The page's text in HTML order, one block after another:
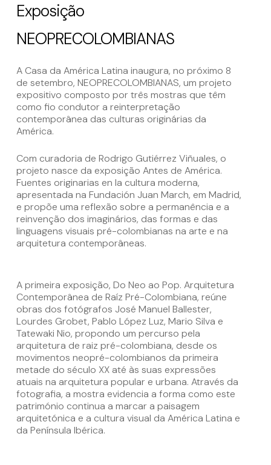
Exposição
NEOPRECOLOMBIANAS
A Casa da América Latina inaugura, no próximo 8
de setembro, NEOPRECOLOMBIANAS, um projeto
expositivo composto por três mostras que têm
como fio condutor a reinterpretação
contemporânea das culturas originárias da
América.
Com curadoria de Rodrigo Gutiérrez Viñuales, o
projeto nasce da exposição Antes de América.
Fuentes originarias en la cultura moderna,
apresentada na Fundación Juan March, em Madrid,
e propõe uma reflexão sobre a permanência e a
reinvenção dos imaginários, das formas e das
linguagens visuais pré-colombianas na arte e na
arquitetura contemporâneas.
A primeira exposição, Do Neo ao Pop. Arquitetura
Contemporânea de Raíz Pré-Colombiana, reúne
obras dos fotógrafos José Manuel Ballester,
Lourdes Grobet, Pablo López Luz, Mario Silva e
Tatewaki Nio, propondo um percurso pela
arquitetura de raiz pré-colombiana, desde os
movimentos neopré-colombianos da primeira
metade do século XX até às suas expressões
atuais na arquitetura popular e urbana. Através da
fotografia, a mostra evidencia a forma como este
património continua a marcar a paisagem
arquitetónica e a cultura visual da América Latina e
da Península Ibérica.